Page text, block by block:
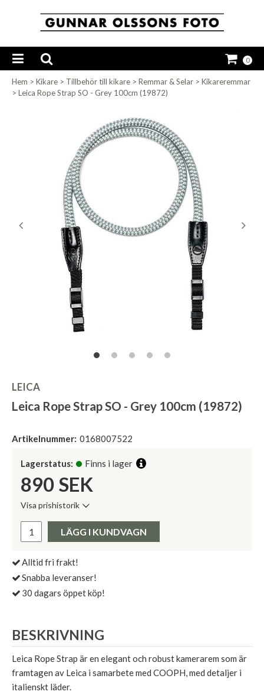
0
Hem > Kikare > Tillbehör till kikare > Remmar & Selar > Kikareremmar
> Leica Rope Strap SO - Grey 100cm (19872)
LEICA
Leica Rope Strap SO - Grey 100cm (19872)
Artikelnummer: 0168007522
Lagerstatus: Finns i lager
890 SEK
Visa prishistorik
Pris:
LÄGG I KUNDVAGN
Alltid fri frakt!
Snabba leveranser!
30 dagars öppet köp!
BESKRIVNING
Leica Rope Strap är en elegant och robust kamerarem som är
framtagen av Leica i samarbete med COOPH, med detaljer i
italienskt läder.